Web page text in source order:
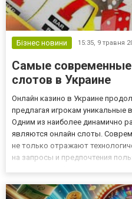
Бізнес новини 15:35, 9 травня
Самые современные
слотов в Украине
Онлайн казино в Украине
предлагая игрокам уникальные
Одним из наиболее динамично
являются онлайн слоты.
не только отражают
на запросы и предпочтения
технологий и раст...